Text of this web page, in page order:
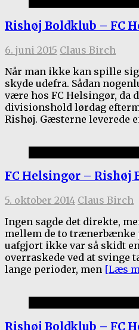
Rishøj Boldklub – FC
6. juni 2015 Claus Birch
Når man ikke kan spille
skyde udefra. Sådan
være hos FC Helsingør, da
divisionshold lørdag
Rishøj. Gæsterne leverede
FC Helsingør – Rishøj
5. oktober 2014 Claus Birch
Ingen sagde det direkte,
mellem de to trænerbænke
uafgjort ikke var så skidt
overraskede ved at svinge
lange perioder, men [Læs
Rishøj Boldklub – FC